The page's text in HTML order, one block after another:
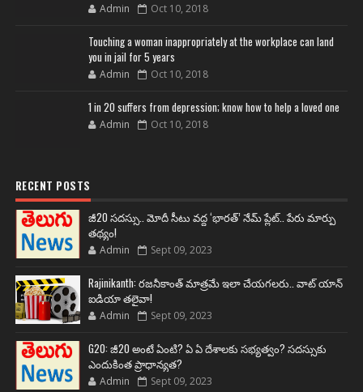
Admin Oct 10, 2018
Touching a woman inappropriately at the workplace can land
you in jail for 5 years
Admin Oct 10, 2018
1 in 20 suffers from depression; know how to help a loved one
Admin Oct 10, 2018
RECENT POSTS
జీ20 సదస్సు.. మోదీ సీటు వద్ద ‘భారత్’ నేమ్ ప్లేట్‌.. పేరు మార్పు
తథ్యం!
Admin Sept 09, 2023
Rajinikanth: రజనీకాంత్ మాత్రమే ఇలా చేయగలరు.. వాట్ యాన్
ఐడియా తలైవా!
Admin Sept 09, 2023
G20: జీ20 అంటే ఏంటి? ఏ ఏ దేశాలకు సభ్యత్వం? సదస్సుకు
ఎందుకింత ప్రాధాన్యత?
Admin Sept 09, 2023